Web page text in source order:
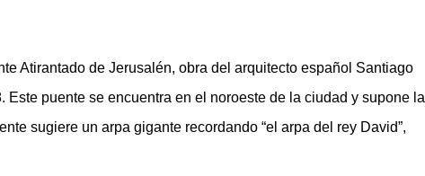
Atirantado de Jerusalén, obra del arquitecto español Santiago
puente se encuentra en el noroeste de la ciudad y supone la
sugiere un arpa gigante recordando “el arpa del rey David”,